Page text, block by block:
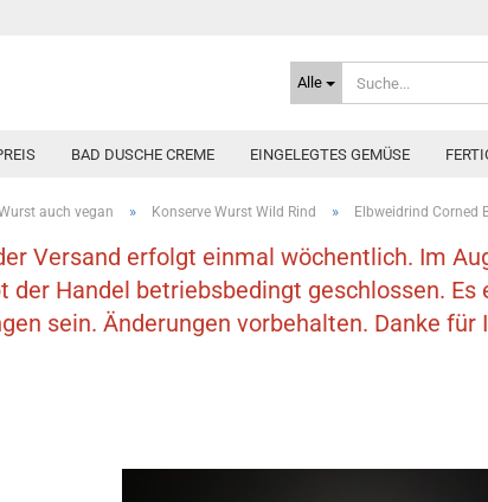
Alle
BAD DUSCHE CREME EINGELEGTES GEMÜSE
auch vegan » Konserve Wurst Wild Rind » Elbweidrind Corned
Versand erfolgt einmal wöchentlich. Im
der Handel betriebsbedingt geschlossen.
sein. Änderungen vorbehalten. Danke für